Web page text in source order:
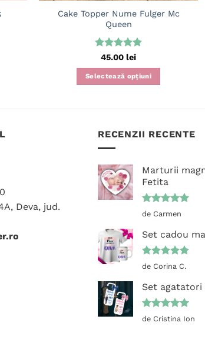
Cake Topper Nume Fulger Mc
Queen
Evaluat la
45.00 lei
Selectează opțiuni
Deva, jud.
RECENZII RECENTE
Marturii
Fetita
Evaluat la
de Carmen
Set cadou
Evaluat la
de Corina C.
Set
Evaluat la
de Cristina Ion